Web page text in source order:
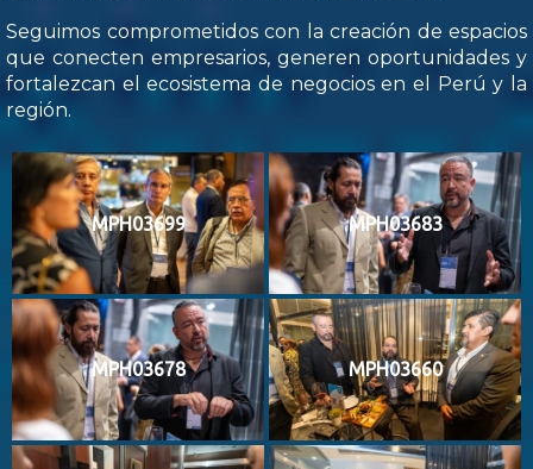
Seguimos comprometidos con la creación de espacios
que conecten empresarios, generen oportunidades y
fortalezcan el ecosistema de negocios en el Perú y la
región.
MPH03699 MPH03683
MPH03678 MPH03660